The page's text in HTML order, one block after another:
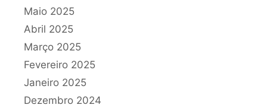
Maio 2025
Abril 2025
Março 2025
Fevereiro 2025
Janeiro 2025
Dezembro 2024